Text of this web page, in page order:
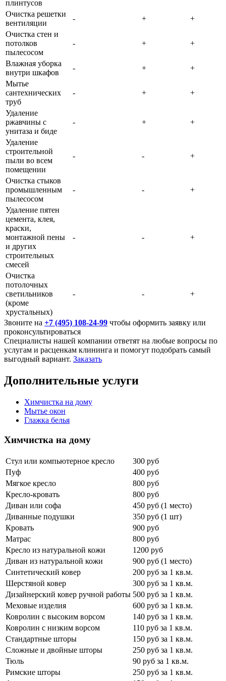
плинтусов
Очистка решетки
вентиляции
- +
+
Очистка стен и
потолков
пылесосом
- + +
Влажная уборка
внутри шкафов
- +
+
Мытье
сантехнических
труб
- + +
Удаление
ржавчины с
унитаза и биде
- + +
Удаление
строительной
пыли во всем
помещении
- - +
Очистка стыков
промышленным
пылесосом
- - +
Удаление пятен
цемента, клея,
краски,
монтажной пены
и других
строительных
смесей
- - +
Очистка
потолочных
светильников
(кроме
хрустальных)
- - +
Звоните на +7 (495) 108-24-99 чтобы оформить заявку или
проконсультироваться
Специалисты нашей компании ответят на любые вопросы по
услугам и расценкам клининга и помогут подобрать самый
выгодный вариант. Заказать
Дополнительные услуги
Химчистка на дому
Мытье окон
Глажка белья
Химчистка на дому
Стул или компьютерное кресло
300 руб
Пуф
400 руб
Мягкое кресло
800 руб
Кресло-кровать
800 руб
Диван или софа
450 руб (1 место)
Диванные подушки
350 руб (1 шт)
Кровать
900 руб
Матрас
800 руб
Кресло из натуральной кожи
1200 руб
Диван из натуральной кожи
900 руб (1 место)
Синтетический ковер
200 руб за 1 кв.м.
Шерстяной ковер
300 руб за 1 кв.м.
Дизайнерский ковер ручной работы 500 руб за 1 кв.м.
Меховые изделия
600 руб за 1 кв.м.
Ковролин с высоким ворсом
140 руб за 1 кв.м.
Ковролин с низким ворсом
110 руб за 1 кв.м.
Стандартные шторы
150 руб за 1 кв.м.
Сложные и двойные шторы
250 руб за 1 кв.м.
Тюль
90 руб за 1 кв.м.
Римские шторы
250 руб за 1 кв.м.